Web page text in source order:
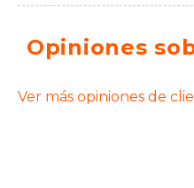
Opiniones
Ver más opiniones de